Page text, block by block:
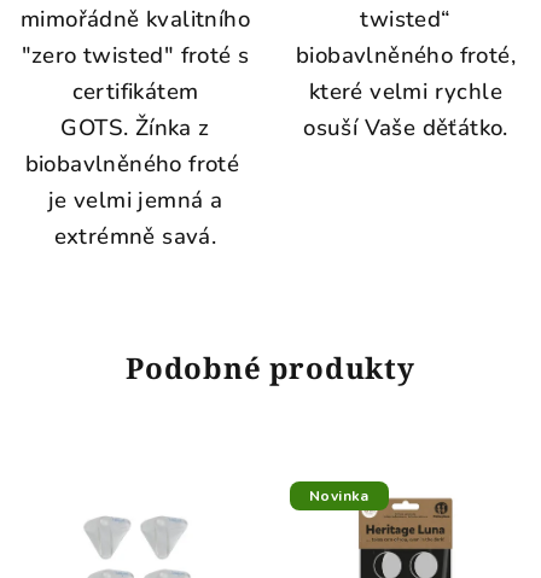
mimořádně kvalitního
"zero twisted" froté s
certifikátem
GOTS. Žínka z
biobavlněného froté
je velmi jemná a
extrémně savá.
twisted“
biobavlněného froté,
které velmi rychle
osuší Vaše děťátko.
Podobné produkty
Novinka